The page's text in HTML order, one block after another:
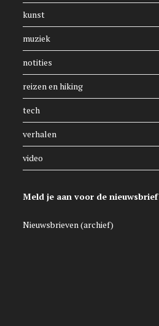
kunst
muziek
notities
reizen en hiking
tech
verhalen
video
Meld je aan voor de nieuwsbrief
Nieuwsbrieven (archief)